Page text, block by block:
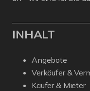
INHALT
Angebote
Verkäufer &
Käufer & Mieter